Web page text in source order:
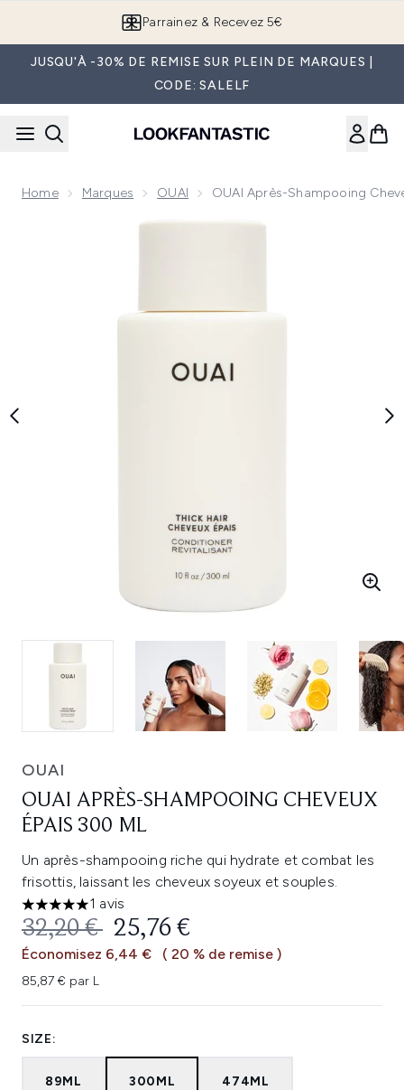
Parrainez & Recevez 5€
JUSQU'À -30% DE REMISE SUR PLEIN DE MARQUES |
CODE: SALELF
Home Marques OUAI OUAI Après-Shampooing
Now showing image 1 OUAI Après-shampooing Cheveux
OUAI
OUAI APRÈS-SHAMPOOING CHEVEUX
ÉPAIS 300 ML
Un après-shampooing riche qui hydrate et combat les
frisottis, laissant les cheveux soyeux et souples.
5 étoiles sur un maximum de 5
1 avis
PRIX DE VENTE :
32,20 € PRIX ​​ACTUEL :
25,76 €
Économisez 6,44 € ( 20 % de remise )
85,87 € par L
SIZE:
89ML 300ML 474ML